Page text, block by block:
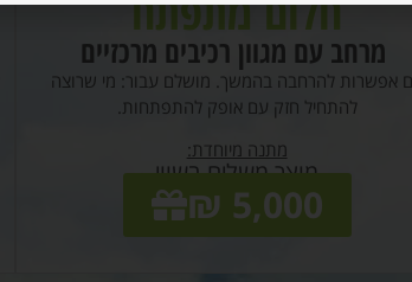
מרחב עם מגוון רכיבים מרכזיים
אפשרות להרחבה בהמשך. מושלם עבור: מי שרוצה
להתחיל חזק עם אופק להתפתחות.
מתנה מיוחדת:
מוצר משלים בשווי
5,000 ₪